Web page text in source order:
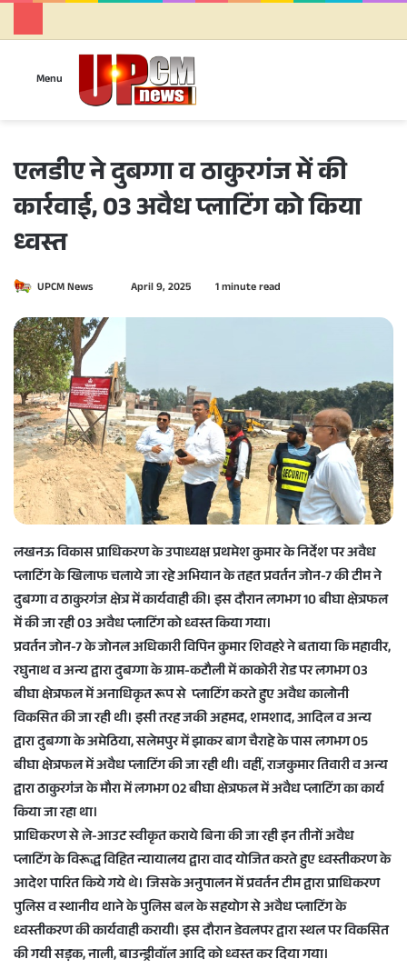
Menu
एलडीए ने दुबग्गा व ठाकुरगंज में की
कार्रवाई, 03 अवैध प्लाटिंग को किया
ध्वस्त
UPCM News
a
n
e
m
a
i
l
April 9, 2025 1 minute read
लखनऊ विकास प्राधिकरण के उपाध्यक्ष प्रथमेश कुमार के निर्देश पर अवैध
प्लाटिंग के खिलाफ चलाये जा रहे अभियान के तहत प्रवर्तन जोन-7 की टीम ने
दुबग्गा व ठाकुरगंज क्षेत्र में कार्यवाही की। इस दौरान लगभग 10 बीघा क्षेत्रफल
में की जा रही 03 अवैध प्लाटिंग को ध्वस्त किया गया।
प्रवर्तन जोन-7 के जोनल अधिकारी विपिन कुमार शिवहरे ने बताया कि महावीर,
रघुनाथ व अन्य द्वारा दुबग्गा के ग्राम-कटौली में काकोरी रोड पर लगभग 03
बीघा क्षेत्रफल में अनाधिकृत रूप से प्लाटिंग करते हुए अवैध कालोनी
विकसित की जा रही थी। इसी तरह जकी अहमद, शमशाद, आदिल व अन्य
द्वारा दुबग्गा के अमेठिया, सलेमपुर में झाकर बाग चैराहे के पास लगभग 05
बीघा क्षेत्रफल में अवैध प्लाटिंग की जा रही थी। वहीं, राजकुमार तिवारी व अन्य
द्वारा ठाकुरगंज के मौरा में लगभग 02 बीघा क्षेत्रफल में अवैध प्लाटिंग का कार्य
किया जा रहा था।
प्राधिकरण से ले-आउट स्वीकृत कराये बिना की जा रही इन तीनों अवैध
प्लाटिंग के विरूद्ध विहित न्यायालय द्वारा वाद योजित करते हुए ध्वस्तीकरण के
आदेश पारित किये गये थे। जिसके अनुपालन में प्रवर्तन टीम द्वारा प्राधिकरण
पुलिस व स्थानीय थाने के पुलिस बल के सहयोग से अवैध प्लाटिंग के
ध्वस्तीकरण की कार्यवाही करायी। इस दौरान डेवलपर द्वारा स्थल पर विकसित
की गयी सड़क, नाली, बाउन्ड्रीवाॅल आदि को ध्वस्त कर दिया गया।